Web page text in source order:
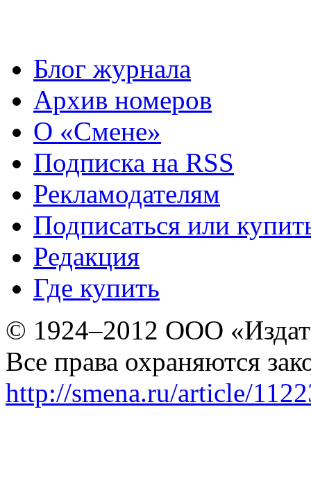
Блог журнала
Архив номеров
О «Смене»
Подписка на RSS
Рекламодателям
Подписаться или
Редакция
Где купить
© 1924–2012 ООО
Все права охраняются
http://smena.ru/article/